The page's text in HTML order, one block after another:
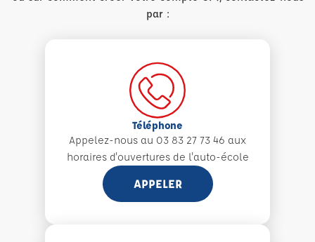
par :
Téléphone
Appelez-nous au 03 83 27 73 46 aux
horaires d'ouvertures de l'auto-école
APPELER